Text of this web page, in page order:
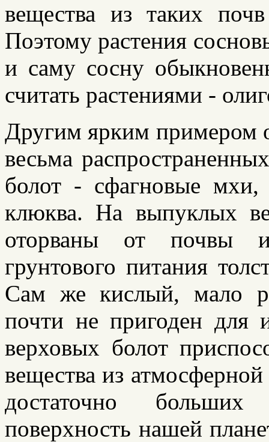
вещества из таких
Поэтому растения
и саму сосну
считать растениями -
Другим ярким примером
весьма
болот - сфагновые мхи,
клюква. На выпуклых
оторваны от почвы
грунтового питания
Сам же кислый, мало
почти не пригоден для
верховых болот
вещества из
достаточно
поверхность нашей